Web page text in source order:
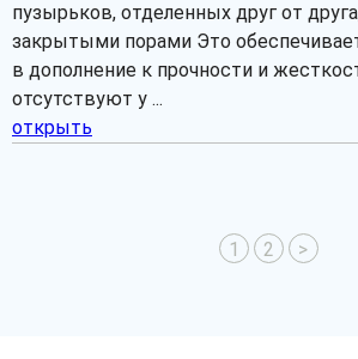
пузырьков, отделенных друг от
закрытыми порами Это
в дополнение к прочности и
отсутствуют у ...
открыть
1 2 >